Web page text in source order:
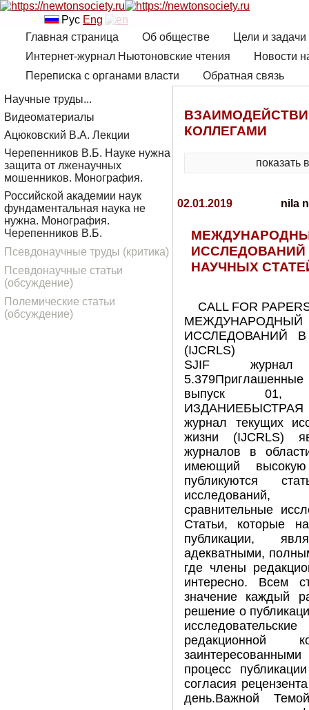
Рус Eng
Главная страница
Об обществе
Цели и
Интернет-журнал Ньютоновские чтения
Новости
Переписка с органами власти
Обратная связь
КОЛЛЕГАМИ
показать
02.01.2019 nila
НАУЧНЫХ
CALL FOR
ИССЛЕДОВАНИЙ
(IJCRLS)
SJIF журнал
выпуск 01,
ИЗДАНИЕБЫСТРАЯ
журнал текущих
жизни (IJCRLS)
журналов в
имеющий
публикуются
исследований,
сравнительные
Статьи, которые
публикации,
адекватными,
где члены
интересно. Всем
значение каждый
решение о
редакционной
процесс
согласия
день.Важной
Научные труды...
Видеоматериалы
Ацюковский В.А. Лекции
Черепенников В.Б. Науке нужна
защита от лженаучных
мошенников. Монография.
Российской академии наук
фундаментальная наука не
нужна. Монография.
Черепенников В.Б.
Псевдонаучные труды (критика)
Псевдонаучные статьи
(обсуждение)
Полемические статьи
(обсуждение)